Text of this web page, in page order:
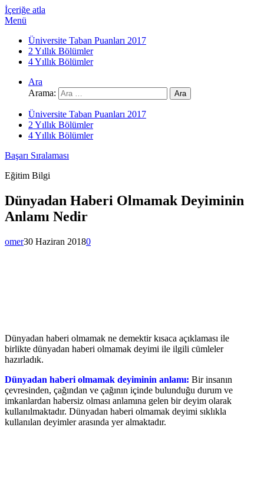
İçeriğe atla
Menü
Üniversite Taban Puanları 2017
2 Yıllık Bölümler
4 Yıllık Bölümler
Ara
Arama:
Üniversite Taban Puanları 2017
2 Yıllık Bölümler
4 Yıllık Bölümler
Başarı Sıralaması
Eğitim Bilgi
Dünyadan Haberi Olmamak Deyiminin
Anlamı Nedir
omer30 Haziran 20180
Dünyadan haberi olmamak ne demektir kısaca açıklaması ile
birlikte dünyadan haberi olmamak deyimi ile ilgili cümleler
hazırladık.
Dünyadan haberi olmamak deyiminin anlamı: Bir insanın
çevresinden, çağından ve çağının içinde bulunduğu durum ve
imkanlardan habersiz olması anlamına gelen bir deyim olarak
kullanılmaktadır. Dünyadan haberi olmamak deyimi sıklıkla
kullanılan deyimler arasında yer almaktadır.